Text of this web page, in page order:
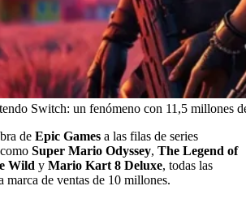
Switch: un fenómeno con 11,5 millones
de Epic Games a las filas de series
Super Mario Odyssey, The Legend of
Wild y Mario Kart 8 Deluxe, todas las
marca de ventas de 10 millones.